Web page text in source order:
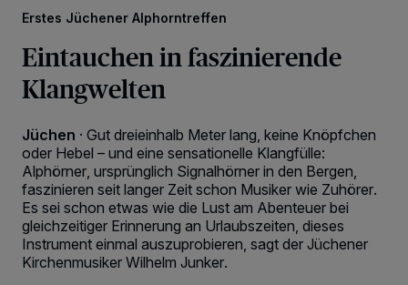
Erstes Jüchener Alphorntreffen
Eintauchen in faszinierende
Klangwelten
Jüchen · Gut dreieinhalb Meter lang, keine Knöpfchen
oder Hebel – und eine sensationelle Klangfülle:
Alphörner, ursprünglich Signalhörner in den Bergen,
faszinieren seit langer Zeit schon Musiker wie Zuhörer.
Es sei schon etwas wie die Lust am Abenteuer bei
gleichzeitiger Erinnerung an Urlaubszeiten, dieses
Instrument einmal auszuprobieren, sagt der Jüchener
Kirchenmusiker Wilhelm Junker.
Wir und unsere 218-Partner speichern und greifen auf personenbezogene Daten
wie Browserdaten oder eindeutige Kennungen auf Ihrem Gerät zu. Durch Auswahl
von OK aktivieren Sie Tracking-Technologien für die unter „Wir und unsere
Partner verarbeiten Daten, um Ihnen Dienste bereitzustellen“ aufgeführten
Zwecke. Wenn Tracker deaktiviert sind, sind manche Inhalte und Anzeigen